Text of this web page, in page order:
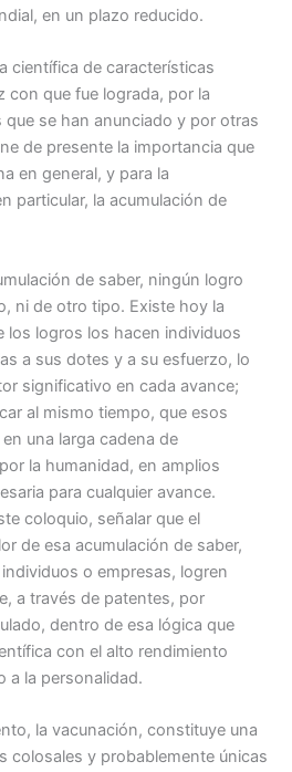
en un plazo reducido.
científica de características
con que fue lograda, por la
que se han anunciado y por otras
de presente la importancia que
en general, y para la
particular, la acumulación de
de saber, ningún logro
ni de otro tipo. Existe hoy la
los logros los hacen individuos
a sus dotes y a su esfuerzo, lo
significativo en cada avance;
al mismo tiempo, que esos
una larga cadena de
la humanidad, en amplios
para cualquier avance.
coloquio, señalar que el
de esa acumulación de saber,
o empresas, logren
a través de patentes, por
dentro de esa lógica que
con el alto rendimiento
a la personalidad.
la vacunación, constituye una
colosales y probablemente únicas